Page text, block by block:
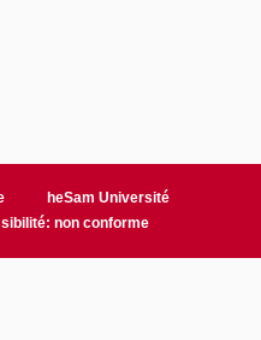
heSam Université
non conforme